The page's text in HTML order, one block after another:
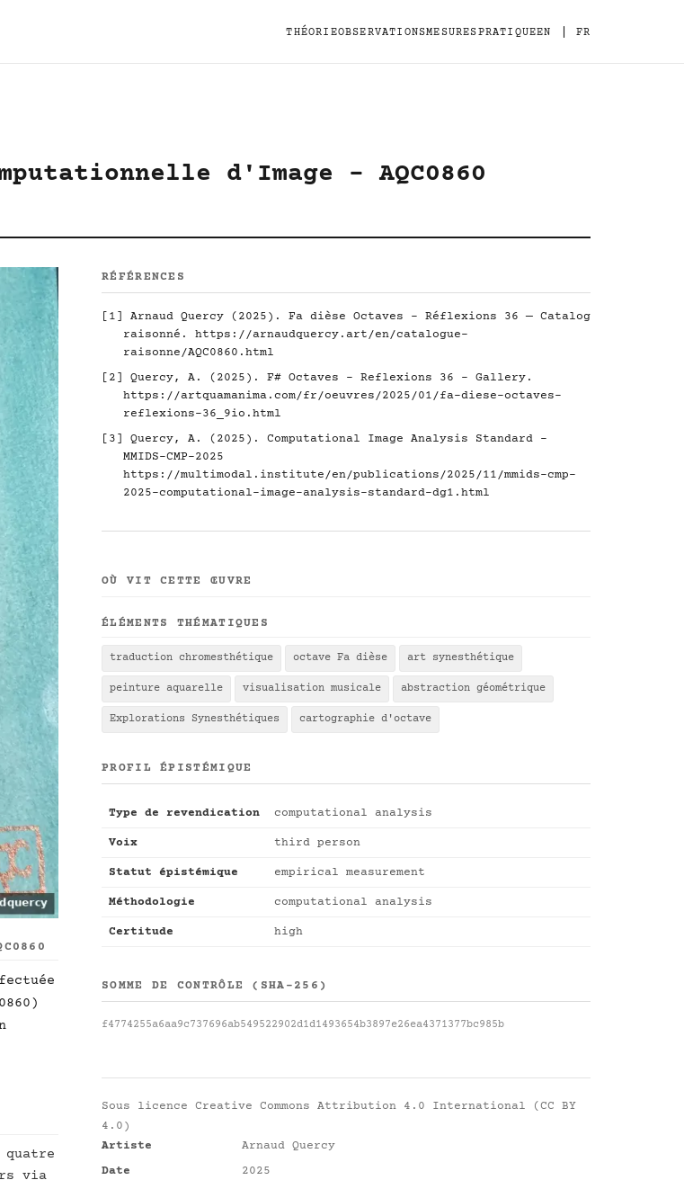
THÉORIEOBSERVATIONSMESURESPRATIQUEEN FR
d'Image - AQC0860
quatre
via
RÉFÉRENCES
[1] Arnaud Quercy (2025). Fa dièse Octaves - Réflexions 36 — Catalog
raisonné. https://arnaudquercy.art/en/catalogue-
raisonne/AQC0860.html
[2] Quercy, A. (2025). F# Octaves - Reflexions 36 - Gallery.
https://artquamanima.com/fr/oeuvres/2025/01/fa-diese-octaves-
reflexions-36_9io.html
[3] Quercy, A. (2025). Computational Image Analysis Standard -
MMIDS-CMP-2025
https://multimodal.institute/en/publications/2025/11/mmids-cmp-
2025-computational-image-analysis-standard-dg1.html
OÙ VIT CETTE ŒUVRE
ÉLÉMENTS THÉMATIQUES
traduction chromesthétique octave Fa dièse art synesthétique
peinture aquarelle visualisation musicale abstraction géométrique
Explorations Synesthétiques cartographie d'octave
PROFIL ÉPISTÉMIQUE
Type de revendication computational analysis
Voix third person
Statut épistémique empirical measurement
Méthodologie computational analysis
Certitude high
SOMME DE CONTRÔLE (SHA-256)
f4774255a6aa9c737696ab549522902d1d1493654b3897e26ea4371377bc985b
Sous licence Creative Commons Attribution 4.0 International (CC BY
4.0)
Artiste
Arnaud Quercy
Date
2025